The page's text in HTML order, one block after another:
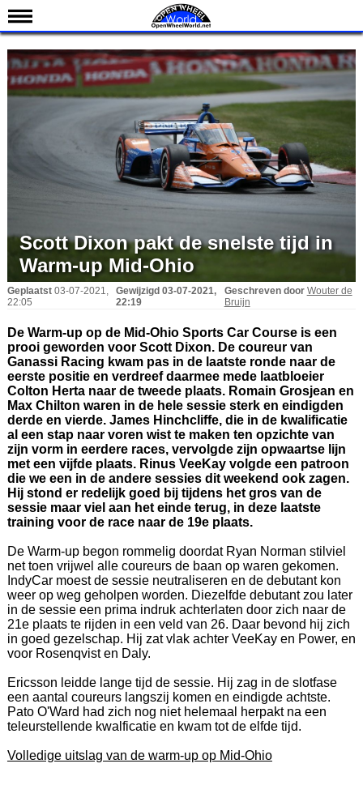
Nieuws
Kalender
Uitslagen
Standen
Coureurs
IndyCar 101
Indy 500
English
Scott Dixon pakt de snelste tijd in
Warm-up Mid-Ohio
Geplaatst 03-07-2021,
22:05
Gewijzigd 03-07-2021,
22:19
Geschreven door Wouter de
Bruijn
De Warm-up op de Mid-Ohio Sports Car Course is een
prooi geworden voor Scott Dixon. De coureur van
Ganassi Racing kwam pas in de laatste ronde naar de
eerste positie en verdreef daarmee mede laatbloeier
Colton Herta naar de tweede plaats. Romain Grosjean en
Max Chilton waren in de hele sessie sterk en eindigden
derde en vierde. James Hinchcliffe, die in de kwalificatie
al een stap naar voren wist te maken ten opzichte van
zijn vorm in eerdere races, vervolgde zijn opwaartse lijn
met een vijfde plaats. Rinus VeeKay volgde een patroon
die we een in de andere sessies dit weekend ook zagen.
Hij stond er redelijk goed bij tijdens het gros van de
sessie maar viel aan het einde terug, in deze laatste
training voor de race naar de 19e plaats.
De Warm-up begon rommelig doordat Ryan Norman stilviel
net toen vrijwel alle coureurs de baan op waren gekomen.
IndyCar moest de sessie neutraliseren en de debutant kon
weer op weg geholpen worden. Diezelfde debutant zou later
in de sessie een prima indruk achterlaten door zich naar de
21e plaats te rijden in een veld van 26. Daar bevond hij zich
in goed gezelschap. Hij zat vlak achter VeeKay en Power, en
voor Rosenqvist en Daly.
Ericsson leidde lange tijd de sessie. Hij zag in de slotfase
een aantal coureurs langszij komen en eindigde achtste.
Pato O'Ward had zich nog niet helemaal herpakt na een
teleurstellende kwalficatie en kwam tot de elfde tijd.
Volledige uitslag van de warm-up op Mid-Ohio